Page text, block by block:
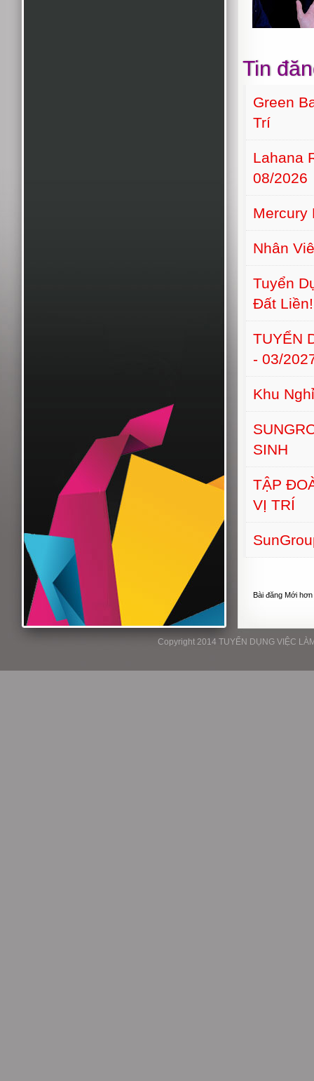
Tin
Green
Trí
Lahana
08/2026
Mercury
Nhân
Tuyển
Đất
TUYỂN
- 03/
Khu
SINH
TẬP
VỊ TRÍ
Bài đăng Mới hơn
Copyright 2014 TUYỂN DỤNG VIỆC